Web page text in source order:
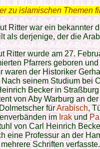
zu islamischen Themen
Ritter war ein bekannter
als derjenige, der die
Ritter wurde am 27.
Pfarrers geboren
waren der Historiker
Nach seinem Studium bei
Becker in
von Aby Warburg an
fürArabisch,
imIrakund
von Carl Heinrich
eine Professur an der
Schriften verfasste.